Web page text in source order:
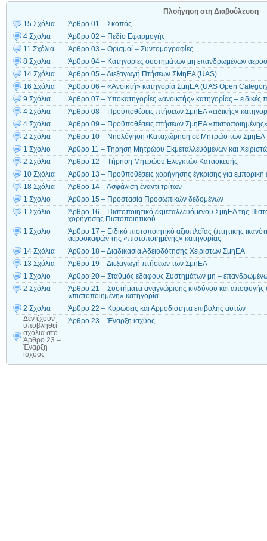
Πλοήγηση στη Διαβούλευση
15 Σχόλια
Άρθρο 01 – Σκοπός
4 Σχόλια
Άρθρο 02 – Πεδίο Εφαρμογής
11 Σχόλια
Άρθρο 03 – Ορισμοί – Συντομογραφίες
8 Σχόλια
Άρθρο 04 – Κατηγορίες συστημάτων μη επανδρωμένων
14 Σχόλια
Άρθρο 05 – Διεξαγωγή Πτήσεων ΣΜηΕΑ (UAS)
16 Σχόλια
Άρθρο 06 – «Ανοικτή» κατηγορία ΣμηΕΑ (UAS Open
9 Σχόλια
Άρθρο 07 – Υποκατηγορίες «ανοικτής» κατηγορίας – ειδικές
4 Σχόλια
Άρθρο 08 – Προϋποθέσεις πτήσεων ΣμηΕΑ «ειδικής»
4 Σχόλια
Άρθρο 09 – Προϋποθέσεις πτήσεων ΣμηΕΑ
2 Σχόλια
Άρθρο 10 – Νηολόγηση /Καταχώρηση σε Μητρώο των ΣμηΕΑ
1 Σχόλιο
Άρθρο 11 – Τήρηση Μητρώου Εκμεταλλευόμενων και
2 Σχόλια
Άρθρο 12 – Τήρηση Μητρώου Ελεγκτών Κατασκευής
10 Σχόλια
Άρθρο 13 – Προϋποθέσεις χορήγησης έγκρισης για
18 Σχόλια
Άρθρο 14 – Ασφάλιση έναντι τρίτων
1 Σχόλιο
Άρθρο 15 – Προστασία Προσωπικών δεδομένων
1 Σχόλιο
Άρθρο 16 – Πιστοποιητικό εκμεταλλευόμενου ΣμηΕΑ της
χορήγησης Πιστοποιητικού
1 Σχόλιο
Άρθρο 17 – Ειδικό πιστοποιητικό αξιοπλοΐας (πτητικής
αεροσκαφών της «πιστοποιημένης» κατηγορίας
14 Σχόλια
Άρθρο 18 – Διαδικασία Αδειοδότησης Χειριστών ΣμηΕΑ
13 Σχόλια
Άρθρο 19 – Διεξαγωγή πτήσεων των ΣμηΕΑ
1 Σχόλιο
Άρθρο 20 – Σταθμός εδάφους Συστημάτων μη –
2 Σχόλια
Άρθρο 21 – Συστήματα αναγνώρισης κινδύνου και αποφυγής
«πιστοποιημένη» κατηγορία
2 Σχόλια
Άρθρο 22 – Κυρώσεις και Αρμοδιότητα επιβολής αυτών
Δεν έχουν
υποβληθεί
σχόλια στο
Άρθρο 23 –
Έναρξη
ισχύος
Άρθρο 23 – Έναρξη ισχύος